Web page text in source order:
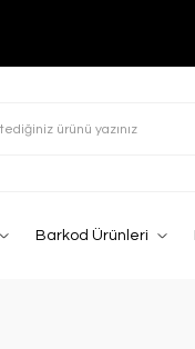
Barkod Ürünleri